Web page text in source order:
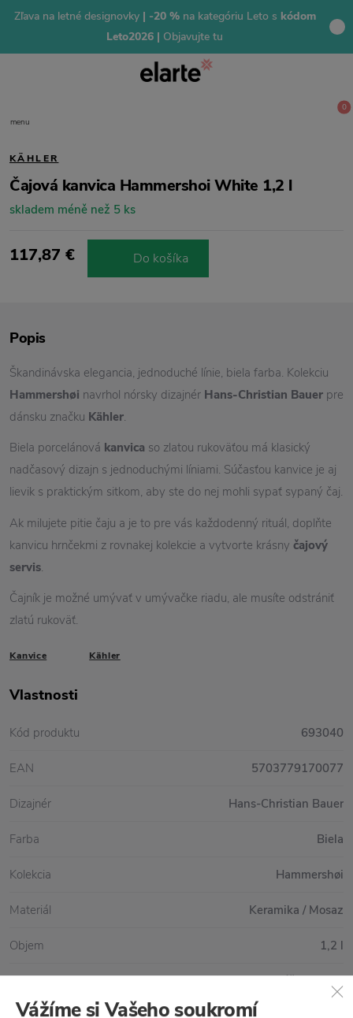
Zľava na letné designovky| -20 % na kategóriu Leto s kódom
Leto2026 | Objavujte tu
menu
0
KÄHLER
Čajová kanvica Hammershoi White 1,2 l
skladem méně než 5 ks
117,87 € Do košíka
Popis
Škandinávska elegancia, jednoduché línie, biela farba. Kolekciu
Hammershøi navrhol nórsky dizajnér Hans-Christian Bauer pre
dánsku značku Kähler.
Biela porcelánová kanvica so zlatou rukoväťou má klasický
nadčasový dizajn s jednoduchými líniami. Súčasťou kanvice je aj
lievik s praktickým sitkom, aby ste do nej mohli sypať sypaný čaj.
Ak milujete pitie čaju a je to pre vás každodenný rituál, doplňte
kanvicu hrnčekmi z rovnakej kolekcie a vytvorte krásny čajový
servis.
Čajník je možné umývať v umývačke riadu, ale musíte odstrániť
zlatú rukoväť.
Kanvice Kähler
Vlastnosti
Kód produktu 693040
EAN 5703779170077
Dizajnér Hans-Christian Bauer
Farba Biela
Kolekcia Hammershøi
Materiál Keramika / Mosaz
Objem 1,2 l
Rozmer Ø14,5 cm x výška 15 cm
Vážíme si Vašeho soukromí